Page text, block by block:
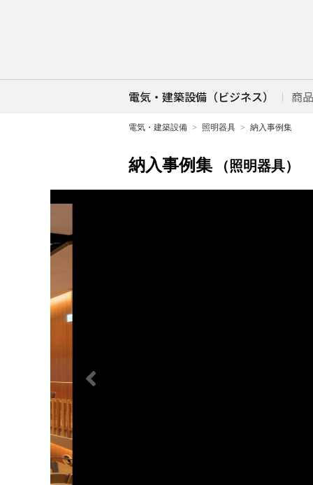
電気・建築設備（ビジネス） 商
電気・建築設備 照明器具 納入事例集
納入事例集 （照明器具）